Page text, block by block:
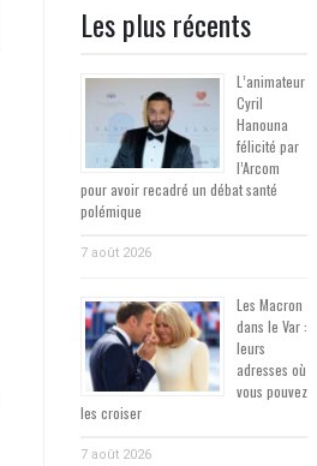
Les plus récents
L’animateur
Cyril
Hanouna
félicité par
l’Arcom
pour avoir recadré un débat santé
polémique
7 août 2026
Les Macron
dans le Var :
leurs
adresses où
vous pouvez
les croiser
7 août 2026